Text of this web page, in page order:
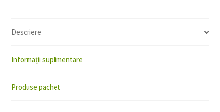
Descriere
Informații suplimentare
Produse pachet